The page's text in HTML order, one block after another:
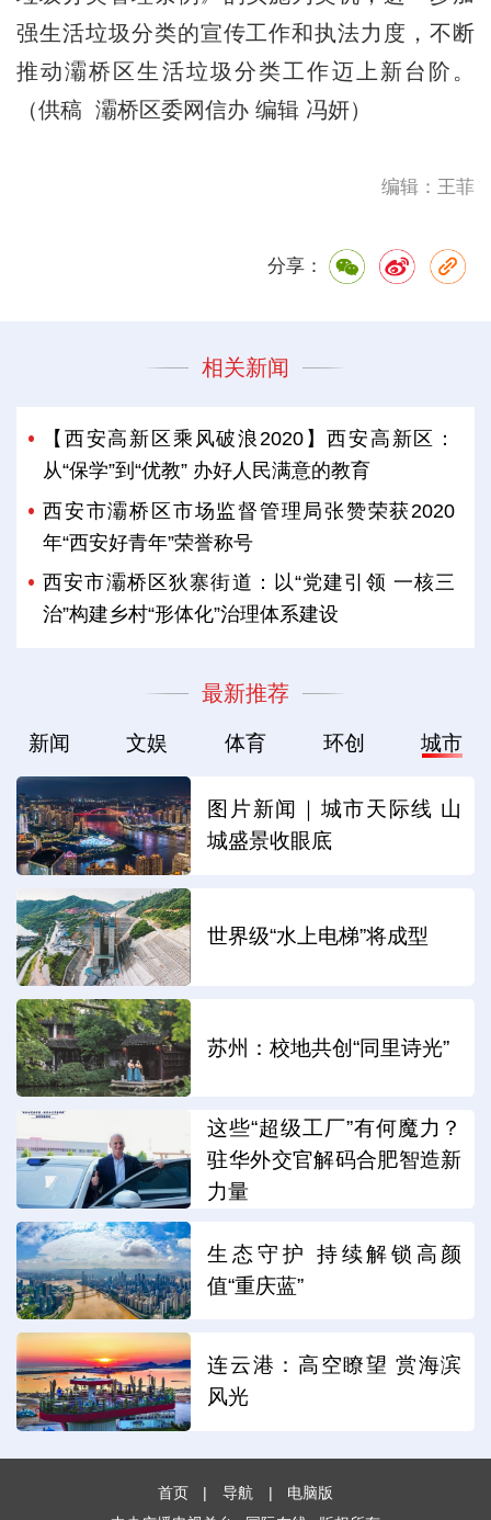
强生活垃圾分类的宣传工作和执法力度，不断
推动灞桥区生活垃圾分类工作迈上新台阶。
（供稿 灞桥区委网信办 编辑 冯妍）
编辑：王菲
分享：
相关新闻
【西安高新区乘风破浪2020】西安高新区：
从“保学”到“优教” 办好人民满意的教育
西安市灞桥区市场监督管理局张赞荣获2020
年“西安好青年”荣誉称号
西安市灞桥区狄寨街道：以“党建引领 一核三
治”构建乡村“形体化”治理体系建设
最新推荐
新闻 文娱 体育 环创 城市
图片新闻｜城市天际线 山
城盛景收眼底
世界级“水上电梯”将成型
苏州：校地共创“同里诗光”
这些“超级工厂”有何魔力？
驻华外交官解码合肥智造新
力量
生态守护 持续解锁高颜
值“重庆蓝”
连云港：高空瞭望 赏海滨
风光
首页 | 导航 |
电脑版